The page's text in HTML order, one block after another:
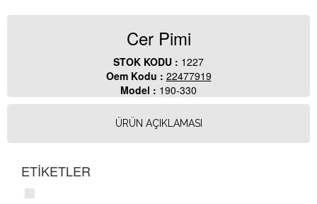
Cer Pimi
STOK KODU : 1227
Oem Kodu : 22477919
Model : 190-330
ÜRÜN AÇIKLAMASI
ETİKETLER